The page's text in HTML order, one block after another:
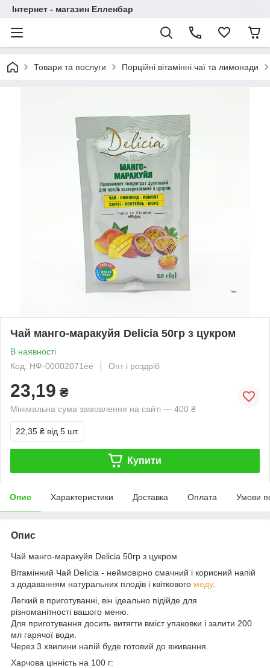
Інтернет - магазин Елленбар
Товари та послуги Порційні вітамінні чаї та лимонади
Чай манго-маракуйя Delicia 50гр з цукром
В наявності
Код: НФ-00002071ёё
Опт і роздріб
23,19 ₴
Мінімальна сума замовлення на сайті — 400 ₴
22,35 ₴ від 5 шт.
Купити
Опис Характеристики Доставка Оплата Умови
Опис
Чай манго-маракуйя Delicia 50гр з цукром
Вітамінний Чай Delicia - неймовірно смачний і корисний напій
з додаванням натуральних плодів і квіткового меду.
Легкий в приготуванні, він ідеально підійде для
різноманітності вашого меню.
Для приготування досить витягти вміст упаковки і залити 200
мл гарячої води.
Через 3 хвилини напій буде готовий до вживання.
Харчова цінність на 100 г: